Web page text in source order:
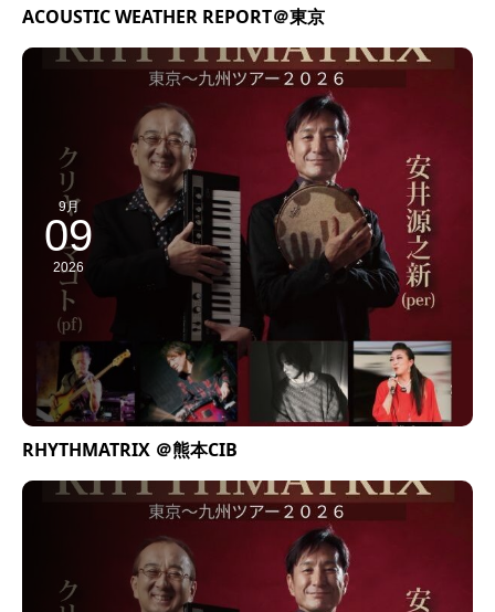
ACOUSTIC WEATHER REPORT＠東京
9月
09
2026
RHYTHMATRIX ＠熊本CIB